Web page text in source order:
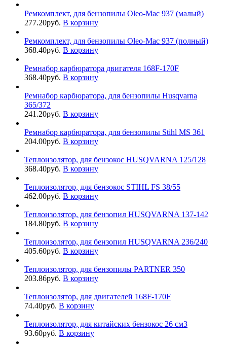
Ремкомплект, для бензопилы Oleo-Mac 937 (малый)
277.20руб. В корзину
Ремкомплект, для бензопилы Oleo-Mac 937 (полный)
368.40руб. В корзину
Ремнабор карбюратора двигателя 168F-170F
368.40руб. В корзину
Ремнабор карбюратора, для бензопилы Husqvarna
365/372
241.20руб. В корзину
Ремнабор карбюратора, для бензопилы Stihl MS 361
204.00руб. В корзину
Теплоизолятор, для бензокос HUSQVARNA 125/128
368.40руб. В корзину
Теплоизолятор, для бензокос STIHL FS 38/55
462.00руб. В корзину
Теплоизолятор, для бензопил HUSQVARNA 137-142
184.80руб. В корзину
Теплоизолятор, для бензопил HUSQVARNA 236/240
405.60руб. В корзину
Теплоизолятор, для бензопилы PARTNER 350
203.86руб. В корзину
Теплоизолятор, для двигателей 168F-170F
74.40руб. В корзину
Теплоизолятор, для китайских бензокос 26 см3
93.60руб. В корзину